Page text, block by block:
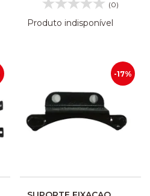
(0)
Produto indisponível
-17%